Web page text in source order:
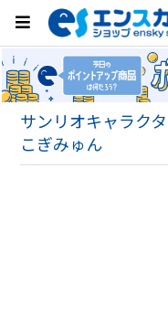
サンリオキャラク
こぎみゅん